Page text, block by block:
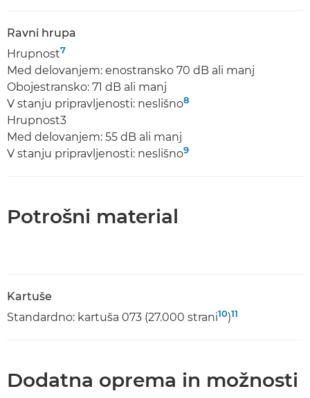
Ravni hrupa
Hrupnost7
Med delovanjem: enostransko 70 dB ali manj
Obojestransko: 71 dB ali manj
V stanju pripravljenosti: neslišno8
Hrupnost3
Med delovanjem: 55 dB ali manj
V stanju pripravljenosti: neslišno9
Potrošni material
Kartuše
Standardno: kartuša 073 (27.000 strani10)11
Dodatna oprema in možnosti